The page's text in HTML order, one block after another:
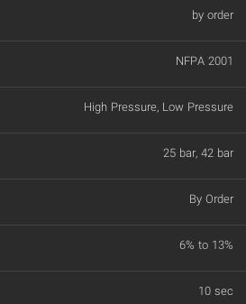
by order
NFPA 2001
High Pressure, Low Pressure
25 bar, 42 bar
By Order
6% to 13%
10 sec